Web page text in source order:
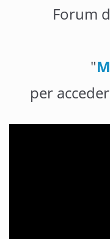
Forum
"
per